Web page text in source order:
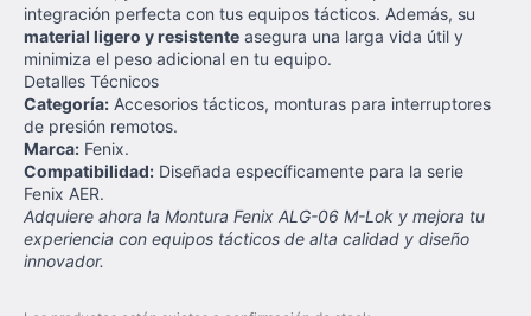
integración perfecta con tus equipos tácticos. Además, su
material ligero y resistente asegura una larga vida útil y
minimiza el peso adicional en tu equipo.
Detalles Técnicos
Categoría: Accesorios tácticos, monturas para interruptores
de presión remotos.
Marca: Fenix.
Compatibilidad: Diseñada específicamente para la serie
Fenix AER.
Adquiere ahora la Montura Fenix ALG-06 M-Lok y mejora tu
experiencia con equipos tácticos de alta calidad y diseño
innovador.